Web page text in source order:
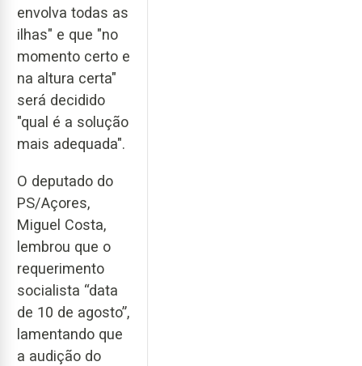
envolva todas as
ilhas" e que "no
momento certo e
na altura certa"
será decidido
"qual é a solução
mais adequada".
O deputado do
PS/Açores,
Miguel Costa,
lembrou que o
requerimento
socialista “data
de 10 de agosto”,
lamentando que
a audição do